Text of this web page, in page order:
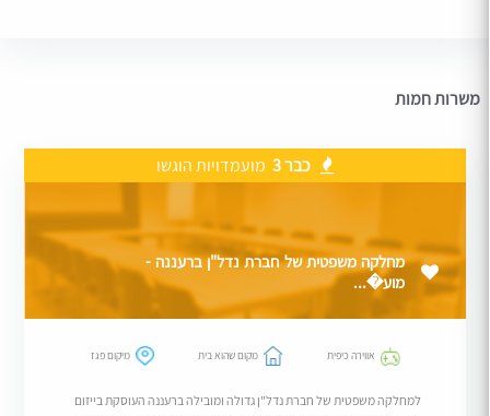
משרות חמות
כבר 3 מועמדויות הוגשו
מחלקה משפטית של חברת נדל"ן ברעננה -
מוע�...
אווירה כיפית מקום שהוא בית מיקום פגז
למחלקה משפטית של חברת נדל"ן גדולה ומובילה ברעננה העוסקת בייזום